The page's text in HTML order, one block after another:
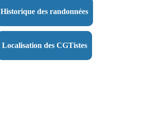
Historique des randonnées
Localisation des CGTistes